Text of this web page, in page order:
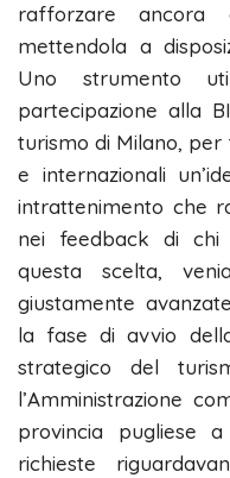
rafforzare
mettendola a
Uno strumento
partecipazione alla
turismo di Milano,
e internazionali
intrattenimento che
nei feedback di chi
questa scelta,
giustamente
la fase di avvio
strategico del
l’Amministrazione
provincia pugliese
richieste